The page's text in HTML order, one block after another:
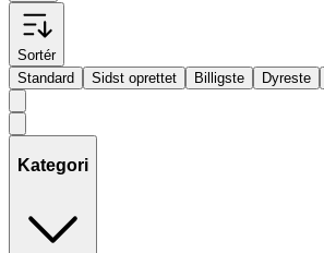
Sortér
Standard
Sidst oprettet Billigste Dyreste
Kategori